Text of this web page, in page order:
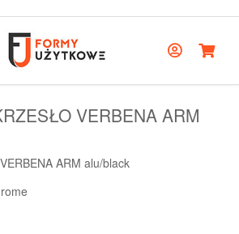
VERBENA ARM
ARM alu/black